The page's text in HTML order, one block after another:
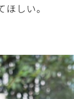
しい。